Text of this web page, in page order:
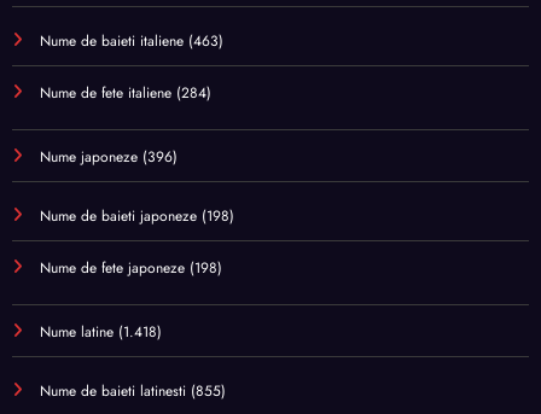
Nume de baieti italiene (463)
Nume de fete italiene (284)
Nume japoneze (396)
Nume de baieti japoneze (198)
Nume de fete japoneze (198)
Nume latine (1.418)
Nume de baieti latinesti (855)